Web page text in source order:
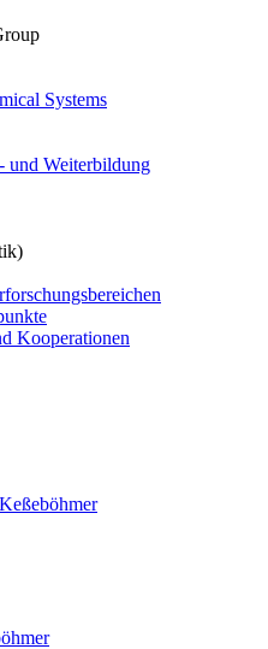
Systems
und Weiterbildung
Kooperationen